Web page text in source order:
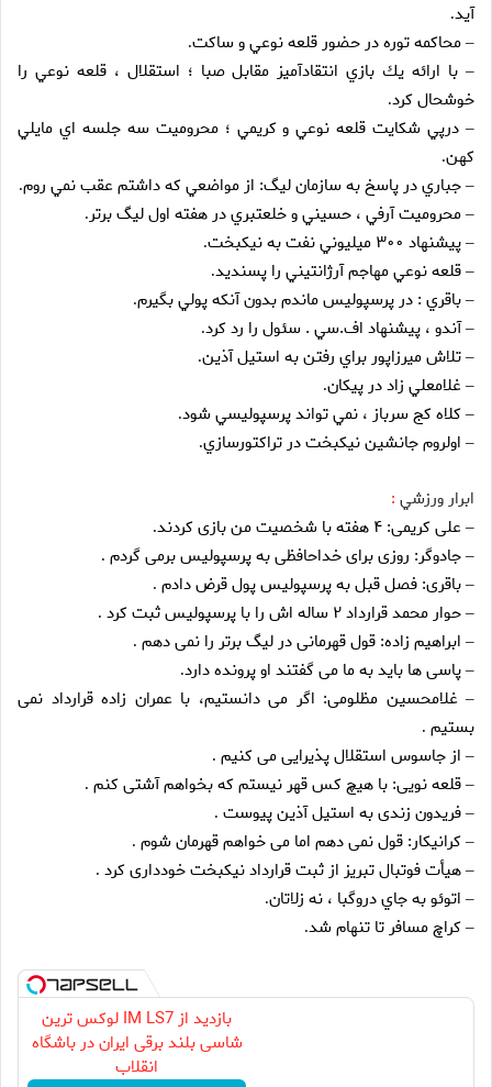
آيد.
– محاكمه توره در حضور قلعه نوعي و ساكت.
– با ارائه يك بازي انتقادآميز مقابل صبا ؛‌ استقلال ، قلعه نوعي را
خوشحال كرد.
– درپي شكايت قلعه نوعي و كريمي ؛ محروميت سه جلسه اي مايلي
كهن.
– جباري در پاسخ به سازمان ليگ: از مواضعي كه داشتم عقب نمي روم.
– محروميت آرفي ، حسيني و خلعتبري در هفته اول ليگ برتر.
– پيشنهاد ۳۰۰ ميليوني نفت به نيكبخت
.
– قلعه نوعي مهاجم آرژانتيني را پسنديد.
– باقري : در پرسپوليس ماندم بدون آنكه پولي بگيرم.
–آندو ، پيشنهاد اف.سي . سئول را رد كرد.
– تلاش ميرزاپور براي رفتن به استيل آذين.
– غلامعلي زاد در پيكان.
– كلاه كج سرباز ، نمي تواند پرسپوليسي شود.
– اولروم جانشين نيكبخت در تراكتورسازي.
ابرار ورزشي :
– على كريمى: ۴ هفته با شخصيت من بازى كردند
.
– جادوگر: روزى براى خداحافظى به پرسپوليس برمى گردم .
– باقرى: فصل قبل به پرسپوليس پول قرض دادم .
– حوار محمد قرارداد ۲ ساله اش را با پرسپوليس ثبت كرد
.
– ابراهيم زاده: قول قهرمانى در ليگ برتر را نمى دهم .
– پاسى ها بايد به ما مى گفتند او پرونده دارد.
–غلامحسين مظلومى: اگر مى دانستيم، با عمران زاده قرارداد نمى
بستيم .
– از جاسوس استقلال پذيرايى مى كنيم .
– قلعه نويى: با هيچ كس قهر نيستم كه بخواهم آشتى كنم .
– فريدون زندى به استيل آذين پيوست .
– كرانيكار: قول نمى دهم اما مى خواهم قهرمان شوم .
– هيأت فوتبال تبريز از ثبت قرارداد نيكبخت خوددارى كرد .
– اتوئو به جاي دروگبا ، نه زلاتان.
– كراچ مسافر تا تنهام شد.
بازدید از IM LS7 لوکس ترین
شاسی بلند برقی ایران در باشگاه
انقلاب